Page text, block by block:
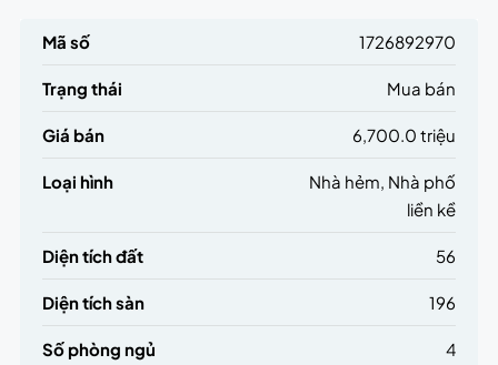
Mã số 1726892970
Trạng thái Mua bán
Giá bán 6,700.0 triệu
Loại hình
Nhà hẻm, Nhà phố
liền kề
Diện tích đất 56
Diện tích sàn 196
Số phòng ngủ 4